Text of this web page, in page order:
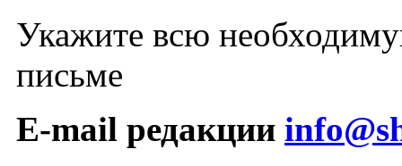
Укажите всю
письме
E-mail редакции